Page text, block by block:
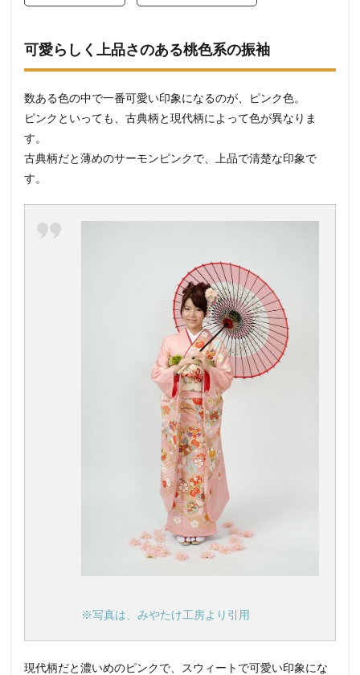
可愛らしく上品さのある桃色系の振袖
数ある色の中で一番可愛い印象になるのが、ピンク色。
ピンクといっても、古典柄と現代柄によって色が異なりま
す。
古典柄だと薄めのサーモンピンクで、上品で清楚な印象で
す。
※写真は、みやたけ工房より引用
現代柄だと濃いめのピンクで、スウィートで可愛い印象にな